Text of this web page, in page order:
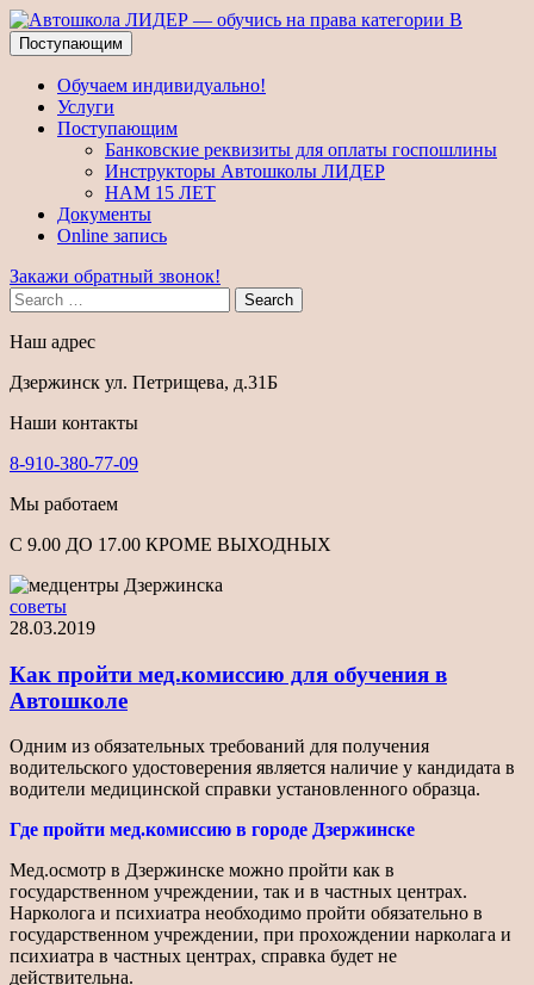
Поступающим
Обучаем индивидуально!
Услуги
Поступающим
Банковские реквизиты для оплаты госпошлины
Инструкторы Автошколы ЛИДЕР
НАМ 15 ЛЕТ
Документы
Online запись
Закажи обратный звонок!
Search
Наш адрес
Дзержинск ул. Петрищева, д.31Б
Наши контакты
8-910-380-77-09
Мы работаем
С 9.00 ДО 17.00 КРОМЕ ВЫХОДНЫХ
советы
28.03.2019
Как пройти мед.комиссию для обучения в
Автошколе
Одним из обязательных требований для получения
водительского удостоверения является наличие у кандидата в
водители медицинской справки установленного образца.
Где пройти мед.комиссию в городе Дзержинске
Мед.осмотр в Дзержинске можно пройти как в
государственном учреждении, так и в частных центрах.
Нарколога и психиатра необходимо пройти обязательно в
государственном учреждении, при прохождении нарколага и
психиатра в частных центрах, справка будет не
действительна.